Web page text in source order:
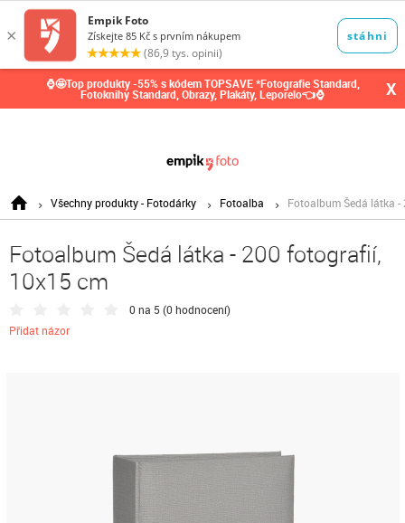
⌚🤩Top produkty -55% s kódem TOPSAVE *Fotografie Standard,
Fotoknihy Standard, Obrazy, Plakáty, Leporelo👈⌚ X
Všechny produkty - Fotodárky Fotoalba Fotoalbum Šedá látka
Fotoalbum Šedá látka - 200 fotografií,
10x15 cm
0 na 5 (0 hodnocení)
Přidat názor